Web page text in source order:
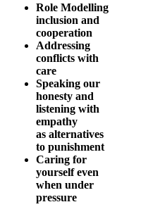
Role Modelling
inclusion and
cooperation
Addressing
conflicts with
care
Speaking our
honesty and
listening with
empathy
as alternatives
to punishment
Caring for
yourself even
when under
pressure